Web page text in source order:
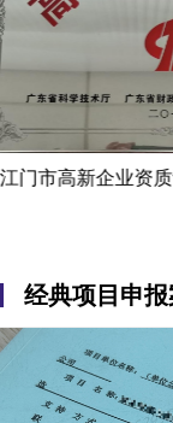
经典项目申报